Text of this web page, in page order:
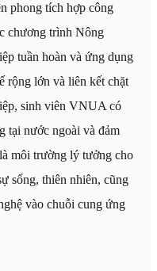
phong tích hợp công
chương trình Nông
tuần hoàn và ứng dụng
rộng lớn và liên kết chặt
sinh viên VNUA có
tại nước ngoài và đảm
môi trường lý tưởng cho
sống, thiên nhiên, cũng
vào chuỗi cung ứng